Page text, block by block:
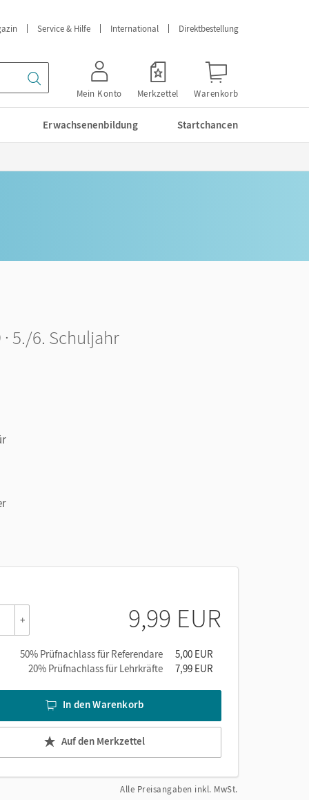
Service & Hilfe International Direktbestellung
Mein Konto Merkzettel Warenkorb
Erwachsenenbildung Startchancen
5./6. Schuljahr
+ 9,99 EUR
50% Prüfnachlass für Referendare
5,00 EUR
20% Prüfnachlass für Lehrkräfte
7,99 EUR
In den Warenkorb
Auf den Merkzettel
Alle Preisangaben inkl. MwSt.